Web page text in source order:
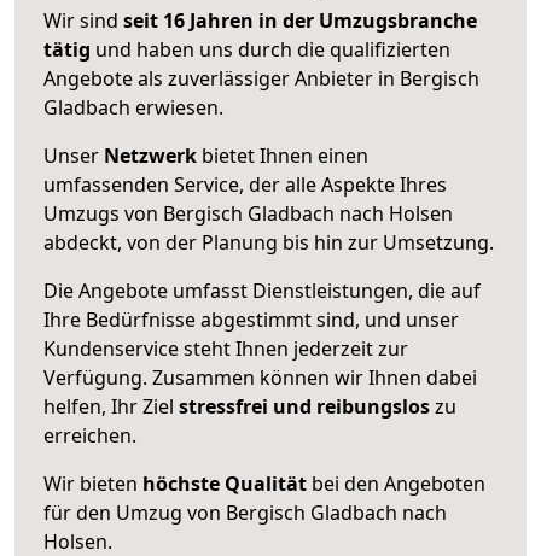
Wir sind seit 16 Jahren in der Umzugsbranche
tätig und haben uns durch die qualifizierten
Angebote als zuverlässiger Anbieter in Bergisch
Gladbach erwiesen.
Unser Netzwerk bietet Ihnen einen
umfassenden Service, der alle Aspekte Ihres
Umzugs von Bergisch Gladbach nach Holsen
abdeckt, von der Planung bis hin zur Umsetzung.
Die Angebote umfasst Dienstleistungen, die auf
Ihre Bedürfnisse abgestimmt sind, und unser
Kundenservice steht Ihnen jederzeit zur
Verfügung. Zusammen können wir Ihnen dabei
helfen, Ihr Ziel stressfrei und reibungsloszu
erreichen.
Wir bieten höchste Qualität bei den Angeboten
für den Umzug von Bergisch Gladbach nach
Holsen.